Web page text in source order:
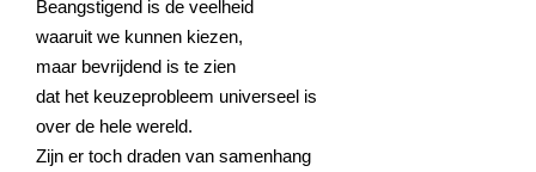
Beangstigend is de veelheid
waaruit we kunnen kiezen,
maar bevrijdend is te zien
dat het keuzeprobleem universeel is
over de hele wereld.
Zijn er toch draden van samenhang